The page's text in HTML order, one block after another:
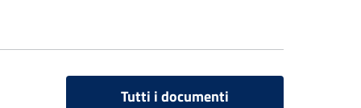
Tutti i documenti